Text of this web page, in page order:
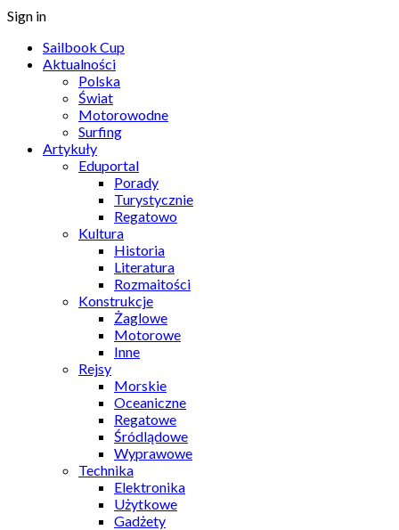
Sign in
Sailbook Cup
Aktualności
Polska
Świat
Motorowodne
Surfing
Artykuły
Eduportal
Porady
Turystycznie
Regatowo
Kultura
Historia
Literatura
Rozmaitości
Konstrukcje
Żaglowe
Motorowe
Inne
Rejsy
Morskie
Oceaniczne
Regatowe
Śródlądowe
Wyprawowe
Technika
Elektronika
Użytkowe
Gadżety